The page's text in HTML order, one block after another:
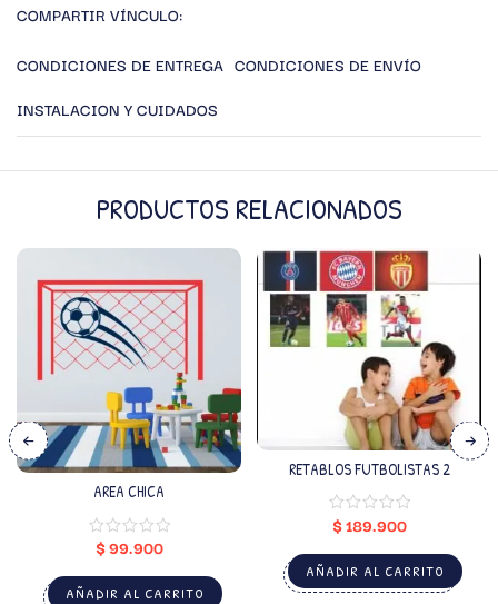
COMPARTIR VÍNCULO:
CONDICIONES DE ENTREGA CONDICIONES DE ENVÍO
INSTALACION Y CUIDADOS
PRODUCTOS RELACIONADOS
AREA CHICA
$99.900
AÑADIR AL CARRITO
RETABLOS FUTBOLISTAS 2
$189.900
AÑADIR AL CARRITO